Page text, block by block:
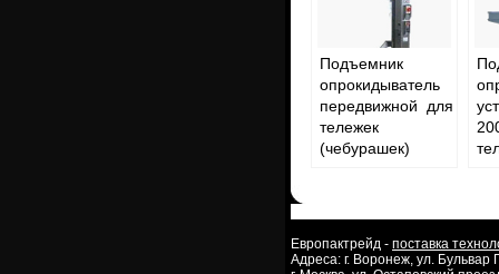
Подъемник
опрокидыватель
передвижной для
тележек
(чебурашек)
Европактрейд - поставка
Адреса: г. Воронеж, ул.